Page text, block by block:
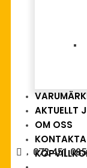
AKTUELLT
OM OSS
072 451